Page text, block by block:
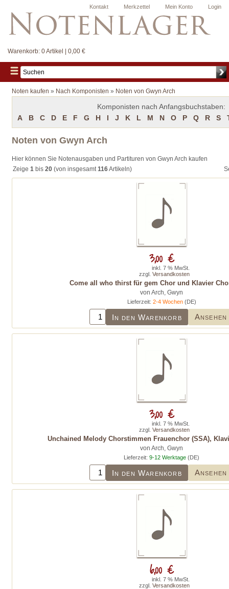
Login
Mein Konto
Merkzettel
Kontakt
Warenkorb: 0 Artikel | 0,00 €
Noten kaufen » Nach Komponisten » Noten von Gwyn Arch
Komponisten nach Anfangsbuchstaben:
A
B C D E F G H I J K L M N O P Q R S
Noten von Gwyn Arch
Hier können Sie Notenausgaben und Partituren von Gwyn Arch kaufen
Zeige 1 bis 20 (von insgesamt116Artikeln)
Come all who thirst für gem Chor und Klavier
von Arch, Gwyn
Lieferzeit: 2-4 Wochen(DE)
In den Warenkorb Ansehen
3,00 €
inkl. 7 % MwSt.
zzgl. Versandkosten
Unchained Melody Chorstimmen Frauenchor (SSA),
von Arch, Gwyn
Lieferzeit: 9-12 Werktage (DE)
In den Warenkorb Ansehen
3,00 €
inkl. 7 % MwSt.
zzgl. Versandkosten
6,00 €
inkl. 7 % MwSt.
zzgl. Versandkosten